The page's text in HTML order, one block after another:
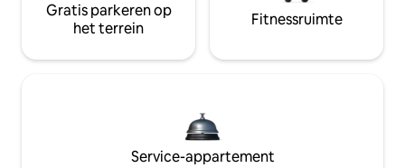
Gratis parkeren op
het terrein
Fitnessruimte
Service-appartement